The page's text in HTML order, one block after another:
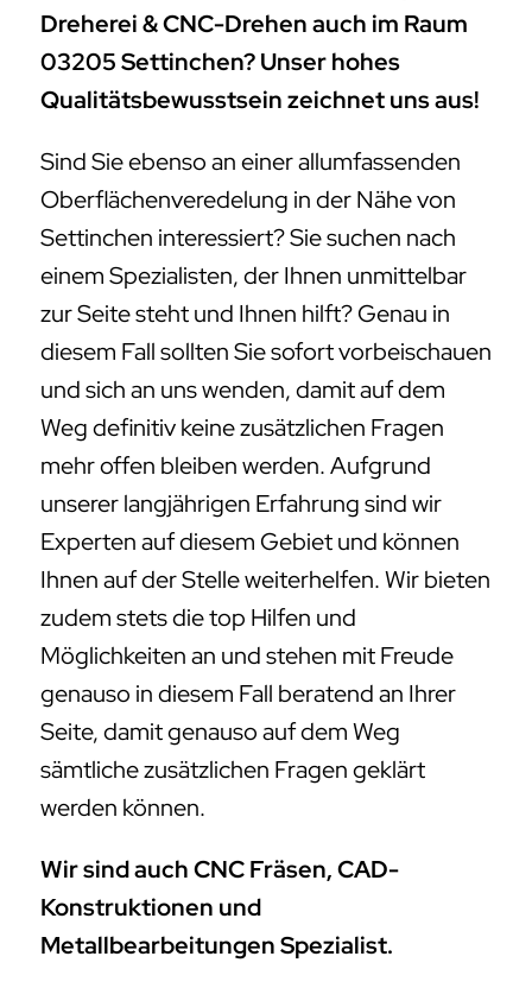
Dreherei & CNC-Drehen auch im Raum
03205 Settinchen? Unser hohes
Qualitätsbewusstsein zeichnet uns aus!
Sind Sie ebenso an einer allumfassenden
Oberflächenveredelung in der Nähe von
Settinchen interessiert? Sie suchen nach
einem Spezialisten, der Ihnen unmittelbar
zur Seite steht und Ihnen hilft? Genau in
diesem Fall sollten Sie sofort vorbeischauen
und sich an uns wenden, damit auf dem
Weg definitiv keine zusätzlichen Fragen
mehr offen bleiben werden. Aufgrund
unserer langjährigen Erfahrung sind wir
Experten auf diesem Gebiet und können
Ihnen auf der Stelle weiterhelfen. Wir bieten
zudem stets die top Hilfen und
Möglichkeiten an und stehen mit Freude
genauso in diesem Fall beratend an Ihrer
Seite, damit genauso auf dem Weg
sämtliche zusätzlichen Fragen geklärt
werden können.
Wir sind auch CNC Fräsen, CAD-
Konstruktionen und
Metallbearbeitungen Spezialist.